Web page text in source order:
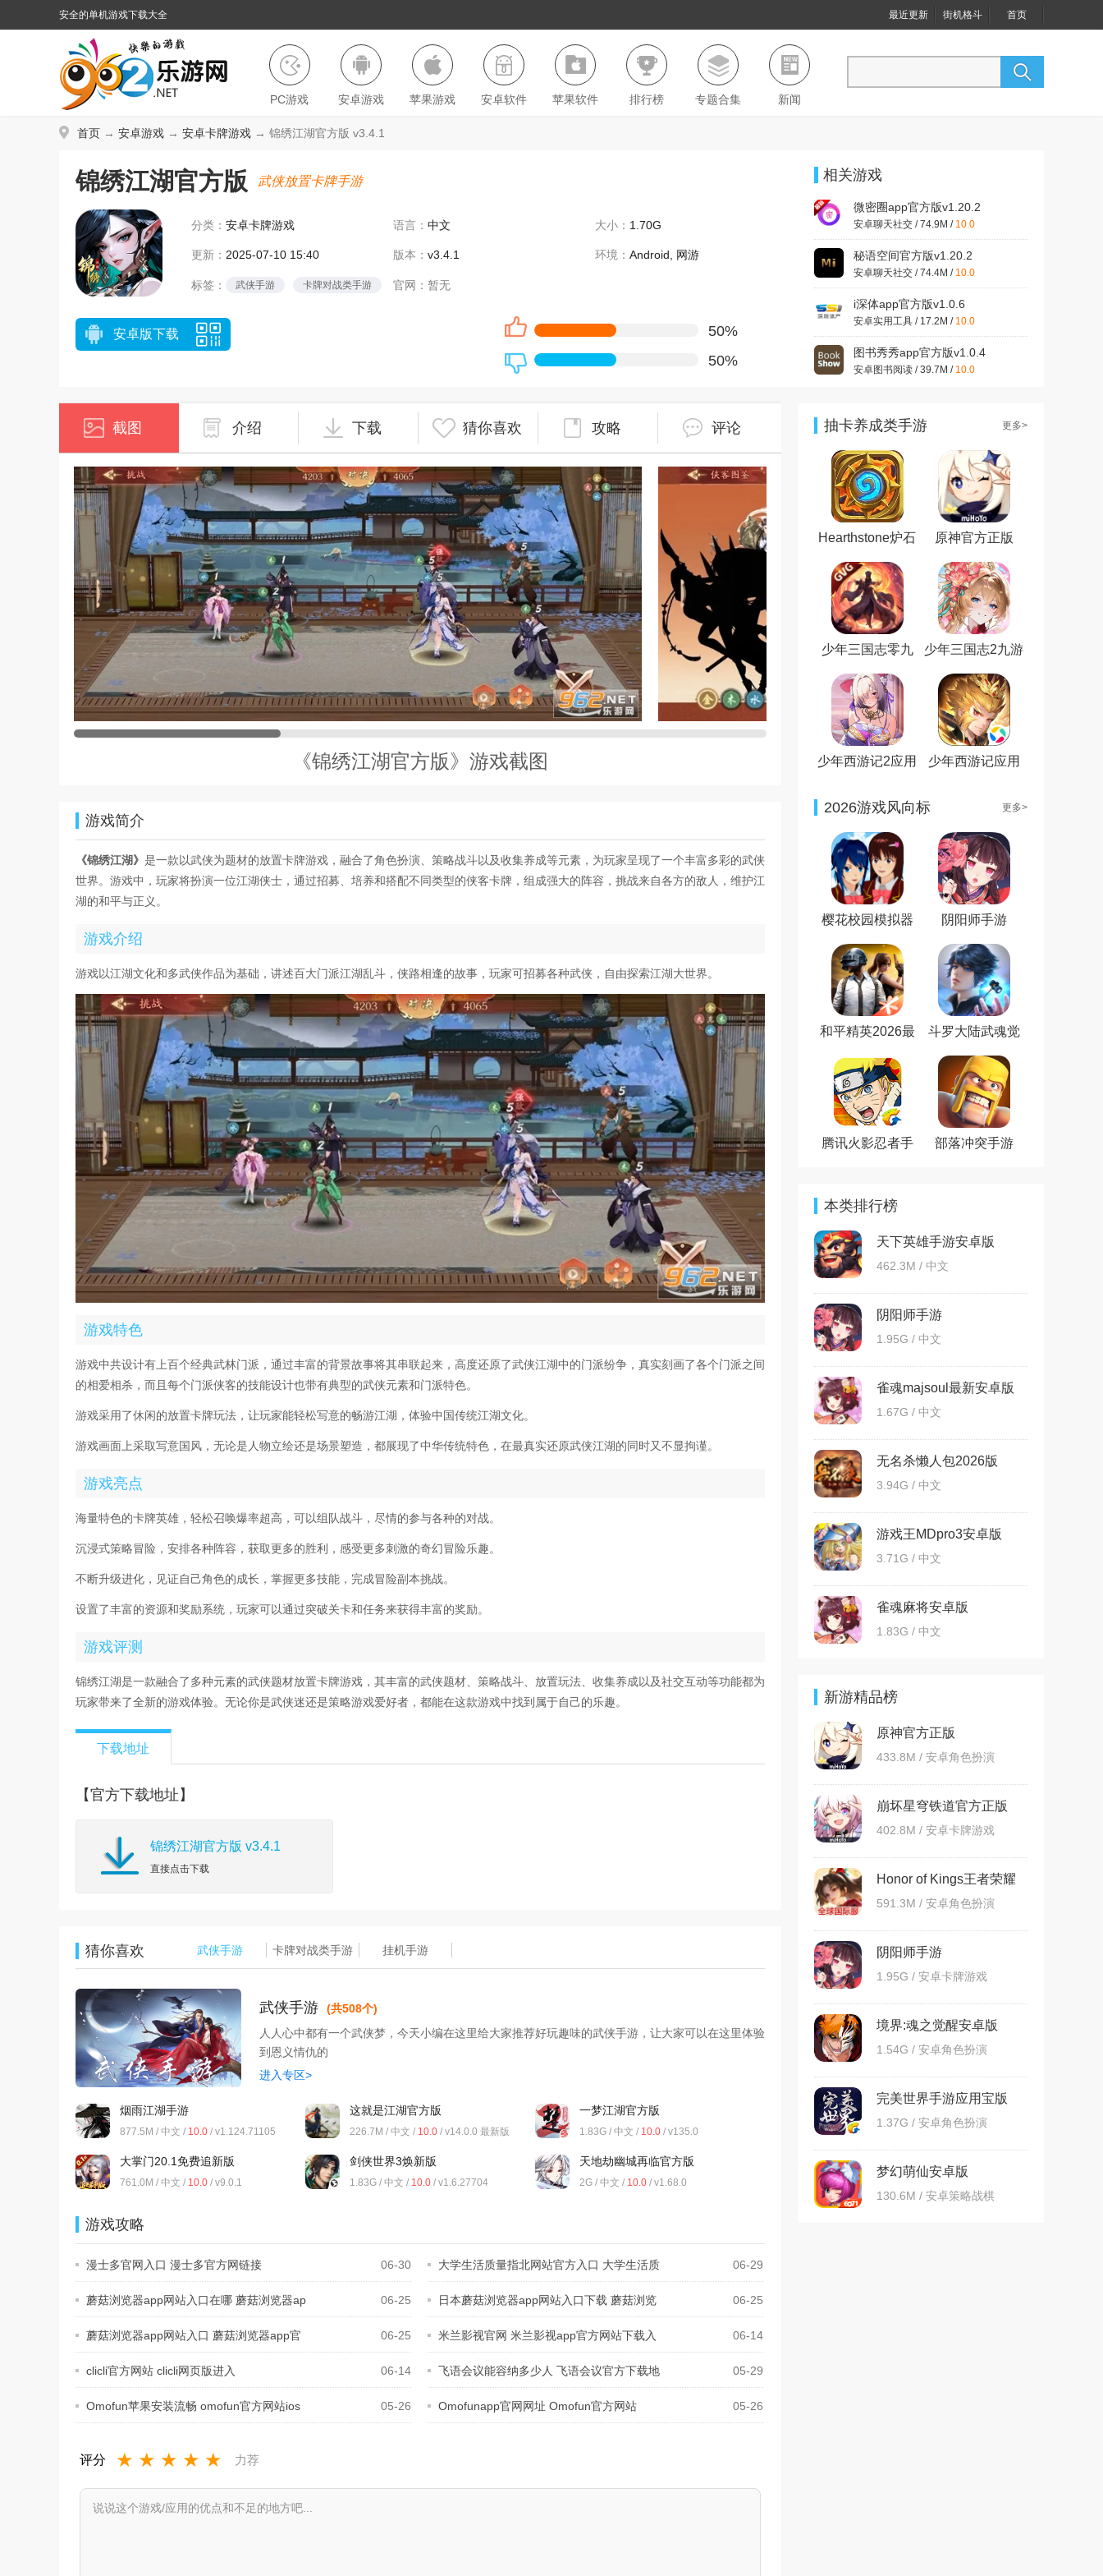
安全的单机游戏下载大全 最近更新 街机格斗 首页
PC游戏 安卓游戏 苹果游戏 安卓软件 苹果软件 排行榜 专题合集 新闻
首页 → 安卓游戏 → 安卓卡牌游戏 → 锦绣江湖官方版 v3.4.1
锦绣江湖官方版 武侠放置卡牌手游
分类： 安卓卡牌游戏 语言： 中文 大小： 1.70G
更新： 2025-07-10 15:40 版本： v3.4.1 环境： Android, 网游
标签： 武侠手游
卡牌对战类手游
官网： 暂无
安卓版下载
50%
50%
相关游戏
微密圈app官方版v1.20.2
安卓聊天社交 / 74.9M / 10.0
秘语空间官方版v1.20.2
安卓聊天社交 / 74.4M / 10.0
i深体app官方版v1.0.6
安卓实用工具 / 17.2M / 10.0
图书秀秀app官方版v1.0.4
安卓图书阅读 / 39.7M / 10.0
安卓休闲益智 / 322.2M /
大话西游手游官方版v1.1.433
安卓最新版
安卓角色扮演 / 1.98G /9.7
王者荣耀官方版v2021最新版
安卓角色扮演 / 1.83G /7.2
截图 介绍 下载 猜你喜欢 攻略 评论
《锦绣江湖官方版》游戏截图
游戏简介
《锦绣江湖》 是一款以武侠为题材的放置卡牌游戏，融合了角色扮演、策略战斗以及收集养成等元素，为玩家呈现了一个丰富多彩的武侠
世界。游戏中，玩家将扮演一位江湖侠士，通过招募、培养和搭配不同类型的侠客卡牌，组成强大的阵容，挑战来自各方的敌人，维护江
湖的和平与正义。
游戏介绍
游戏以江湖文化和多武侠作品为基础，讲述百大门派江湖乱斗，侠路相逢的故事，玩家可招募各种武侠，自由探索江湖大世界。
游戏特色
游戏中共设计有上百个经典武林门派，通过丰富的背景故事将其串联起来，高度还原了武侠江湖中的门派纷争，真实刻画了各个门派之间
的相爱相杀，而且每个门派侠客的技能设计也带有典型的武侠元素和门派特色。
游戏采用了休闲的放置卡牌玩法，让玩家能轻松写意的畅游江湖，体验中国传统江湖文化。
游戏画面上采取写意国风，无论是人物立绘还是场景塑造，都展现了中华传统特色，在最真实还原武侠江湖的同时又不显拘谨。
游戏亮点
海量特色的卡牌英雄，轻松召唤爆率超高，可以组队战斗，尽情的参与各种的对战。
沉浸式策略冒险，安排各种阵容，获取更多的胜利，感受更多刺激的奇幻冒险乐趣。
不断升级进化，见证自己角色的成长，掌握更多技能，完成冒险副本挑战。
设置了丰富的资源和奖励系统，玩家可以通过突破关卡和任务来获得丰富的奖励。
游戏评测
锦绣江湖是一款融合了多种元素的武侠题材放置卡牌游戏，其丰富的武侠题材、策略战斗、放置玩法、收集养成以及社交互动等功能都为
玩家带来了全新的游戏体验。无论你是武侠迷还是策略游戏爱好者，都能在这款游戏中找到属于自己的乐趣。
下载地址
【官方下载地址】
锦绣江湖官方版 v3.4.1
直接点击下载
猜你喜欢 武侠手游 卡牌对战类手游 挂机手游
武侠手游
(共508个)
人人心中都有一个武侠梦，今天小编在这里给大家推荐好玩趣味的武侠手游，让大家可以在这里体验
到恩义情仇的
进入专区>
烟雨江湖手游
877.5M / 中文 / 10.0 / v1.124.71105
这就是江湖官方版
226.7M / 中文 / 10.0 / v14.0.0 最新版
一梦江湖官方版
1.83G / 中文 / 10.0 / v135.0
大掌门20.1免费追新版
761.0M / 中文 / 10.0 / v9.0.1
剑侠世界3焕新版
1.83G / 中文 / 10.0 / v1.6.27704
天地劫幽城再临官方版
2G / 中文 / 10.0 / v1.68.0
游戏攻略
漫士多官网入口 漫士多官方网链接 06-30 大学生活质量指北网站官方入口 大学生活质 06-29
蘑菇浏览器app网站入口在哪 蘑菇浏览器ap 06-25 日本蘑菇浏览器app网站入口下载 蘑菇浏览 06-25
蘑菇浏览器app网站入口 蘑菇浏览器app官
06-25 米兰影视官网 米兰影视app官方网站下载入 06-14
clicli官方网站 clicli网页版进入 06-14 飞语会议能容纳多少人 飞语会议官方下载地 05-29
Omofun苹果安装流畅 omofun官方网站ios
05-26 Omofunapp官网网址 Omofun官方网站 05-26
评分 ★ ★ ★ ★ ★ 力荐
抽卡养成类手游 更多>
Hearthstone炉石
版
原神官方正版
少年三国志零九
少年三国志2九游
少年西游记2应用
少年西游记应用
2026游戏风向标 更多>
樱花校园模拟器
新版
阴阳师手游
和平精英2026最
斗罗大陆武魂觉
腾讯火影忍者手
部落冲突手游
本类排行榜
天下英雄手游安卓版
462.3M / 中文
阴阳师手游
1.95G / 中文
雀魂majsoul最新安卓版
1.67G / 中文
无名杀懒人包2026版
3.94G / 中文
游戏王MDpro3安卓版
3.71G / 中文
雀魂麻将安卓版
1.83G / 中文
新游精品榜
原神官方正版
433.8M / 安卓角色扮演
崩坏星穹铁道官方正版
402.8M / 安卓卡牌游戏
Honor of Kings王者荣耀
591.3M / 安卓角色扮演
阴阳师手游
1.95G / 安卓卡牌游戏
境界:魂之觉醒安卓版
1.54G / 安卓角色扮演
完美世界手游应用宝版
1.37G / 安卓角色扮演
梦幻萌仙安卓版
130.6M / 安卓策略战棋